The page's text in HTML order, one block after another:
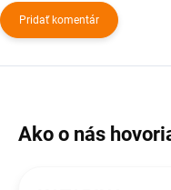
Pridať komentár